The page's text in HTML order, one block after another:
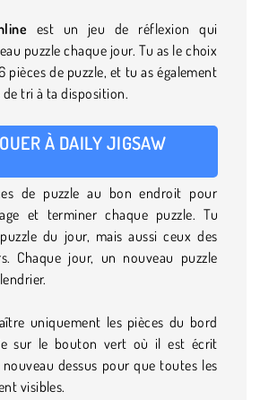
est un jeu de réflexion qui
puzzle chaque jour. Tu as le choix
pièces de puzzle, et tu as également
tri à ta disposition.
À DAILY JIGSAW
de puzzle au bon endroit pour
et terminer chaque puzzle. Tu
du jour, mais aussi ceux des
Chaque jour, un nouveau puzzle
uniquement les pièces du bord
sur le bouton vert où il est écrit
nouveau dessus pour que toutes les
visibles.